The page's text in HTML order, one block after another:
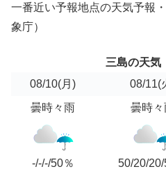
一番近い予報地点の天気予報
象庁）
三島の天気
08/10(月) 08/11(
曇時々雨
-/-/-/50％
曇時々
50/20/20/